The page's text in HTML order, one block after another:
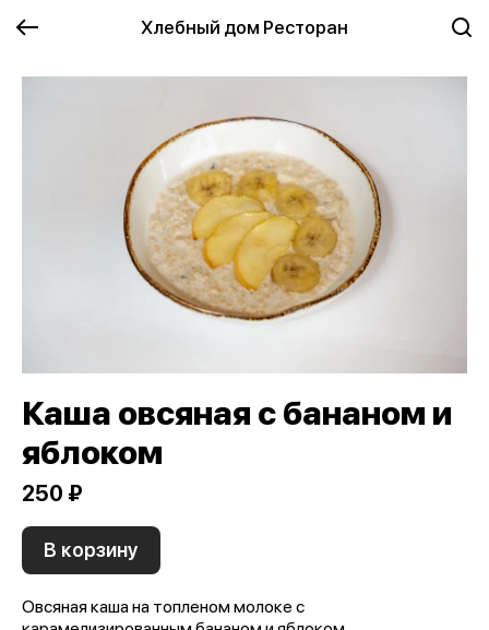
Хлебный дом Ресторан
Каша овсяная с бананом и
яблоком
250 ₽
В корзину
Овсяная каша на топленом молоке с